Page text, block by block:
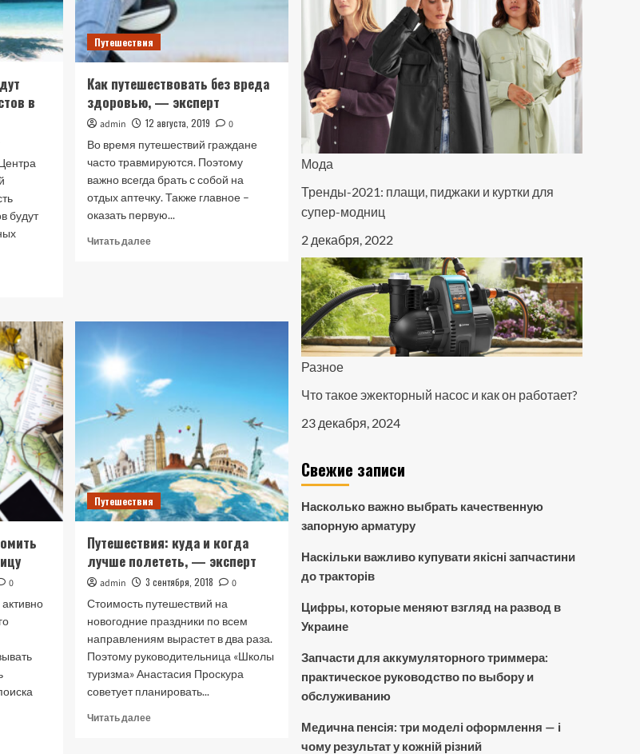
в
будут
Путешествия
Как путешествовать без вреда
здоровью, — эксперт
admin 12 августа, 2019
0
Во время путешествий граждане
часто травмируются. Поэтому
важно всегда брать с собой на
отдых аптечку. Также главное –
оказать первую...
Читать далееПрочитать
эксперт
0
Путешествия
Путешествия: куда и когда
лучше полететь, — эксперт
admin 3 сентября, 2018
0
Стоимость путешествий на
новогодние праздники по всем
направлениям вырастет в два раза.
Поэтому руководительница «Школы
туризма» Анастасия Проскура
советует планировать...
Читать далееПрочитать
Мода
Тренды-2021: плащи, пиджаки и куртки для
супер-модниц
2 декабря, 2022
Разное
Что такое эжекторный насос и как он работает?
23 декабря, 2024
Свежие записи
Насколько важно выбрать качественную
запорную арматуру
Наскільки важливо купувати якісні запчастини
до тракторів
Цифры, которые меняют взгляд на развод в
Украине
Запчасти для аккумуляторного триммера:
практическое руководство по выбору и
обслуживанию
Медична пенсія: три моделі оформлення — і
чому результат у кожній різний